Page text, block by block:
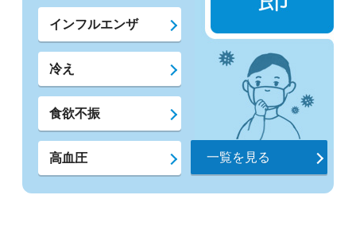
インフルエンザ
冷え
食欲不振
高血圧 一覧を見る